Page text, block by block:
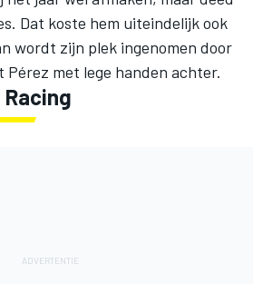
Dat koste hem uiteindelijk ook
wordt zijn plek ingenomen door
Pérez met lege handen achter.
Racing